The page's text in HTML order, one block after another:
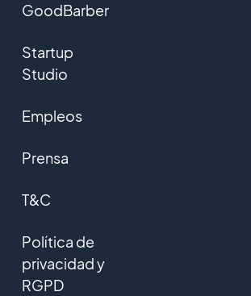
GoodBarber
Startup
Studio
Empleos
Prensa
T&C
Política de
privacidad y
RGPD